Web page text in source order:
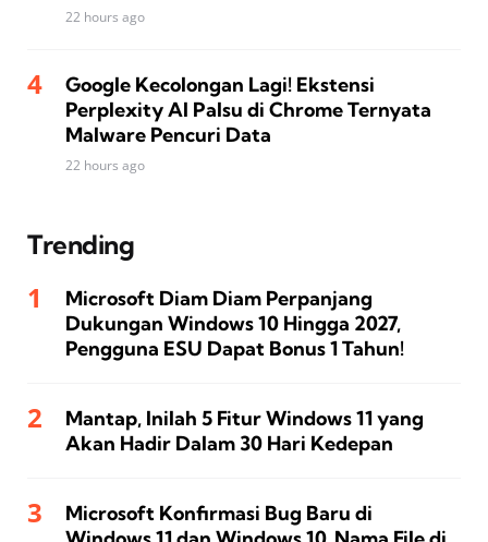
22 hours ago
Google Kecolongan Lagi! Ekstensi
Perplexity AI Palsu di Chrome Ternyata
Malware Pencuri Data
22 hours ago
Trending
Microsoft Diam Diam Perpanjang
Dukungan Windows 10 Hingga 2027,
Pengguna ESU Dapat Bonus 1 Tahun!
Mantap, Inilah 5 Fitur Windows 11 yang
Akan Hadir Dalam 30 Hari Kedepan
Microsoft Konfirmasi Bug Baru di